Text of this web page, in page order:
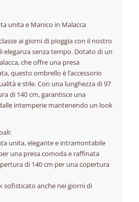
unita e Manico in Malacca
ai giorni di pioggia con il nostro
senza tempo. Dotato di un
che offre una presa
questo ombrello è l’accessorio
e stile. Con una lunghezza di 97
di 140 cm, garantisce una
intemperie mantenendo un look
unita, elegante e intramontabile
una presa comoda e raffinata
di 140 cm per una copertura
sofisticato anche nei giorni di